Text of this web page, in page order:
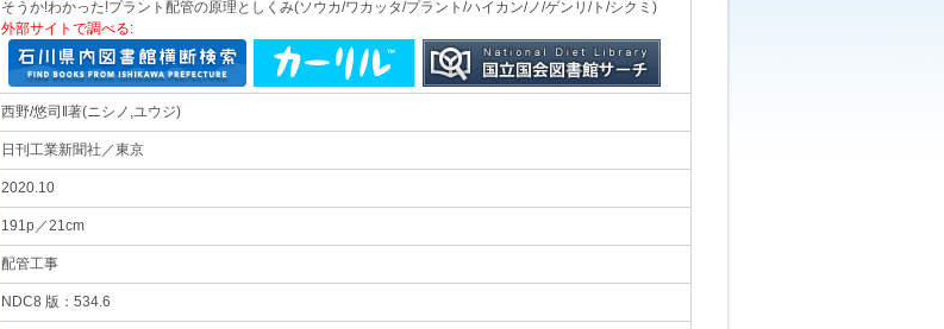
そうか!わかった!プラント配管の原理としくみ(ソウカ/ワカッタ/プラント/ハイカン/ノ/ゲンリ/ト/シクミ)
外部サイトで調べる:
西野/悠司‖著(ニシノ,ユウジ)
日刊工業新聞社／東京
2020.10
191p／21cm
配管工事
NDC8 版：534.6